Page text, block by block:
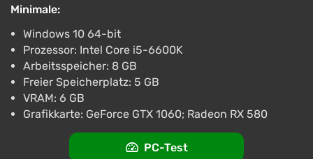
€1.99
Indiegala 1.5
NeverEnd
€2.09
Steam
Minimale:
Windows 10 64-bit
Prozessor: Intel Core i5-6600K
Arbeitsspeicher: 8 GB
Freier Speicherplatz: 5 GB
VRAM: 6 GB
Grafikkarte: GeForce GTX 1060; Radeon RX 580
PC-Test